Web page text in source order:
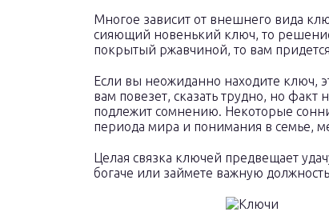
Многое зависит от внешнего вида
сияющий новенький ключ, то
покрытый ржавчиной, то вам придется
Если вы неожиданно находите ключ,
вам повезет, сказать трудно, но
подлежит сомнению. Некоторые
периода мира и понимания в семье,
Целая связка ключей предвещает
богаче или займете важную